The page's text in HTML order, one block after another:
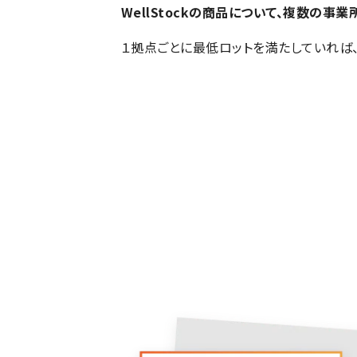
WellStockの商品について、複数の事業
１拠点ごとに最低ロットを満たしていれ